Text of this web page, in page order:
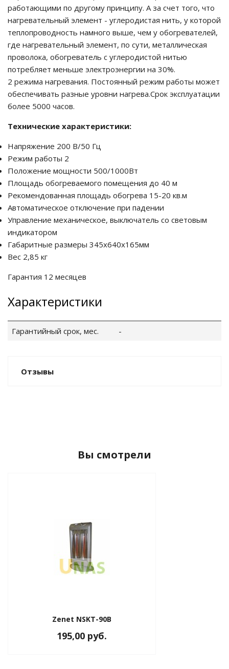
работающими по другому принципу. А за счет того, что
нагревательный элемент - углеродистая нить, у которой
теплопроводность намного выше, чем у обогревателей,
где нагревательный элемент, по сути, металлическая
проволока, обогреватель с углеродистой нитью
потребляет меньше электроэнергии на 30%.
2 режима нагревания. Постоянный режим работы может
обеспечивать разные уровни нагрева.Срок эксплуатации
более 5000 часов.
Технические характеристики:
Напряжение 200 В/50 Гц
Режим работы 2
Положение мощности 500/1000Вт
Площадь обогреваемого помещения до 40 м
Рекомендованная площадь обогрева 15-20 кв.м
Автоматическое отключение при падении
Управление механическое, выключатель со световым
индикатором
Габаритные размеры 345х640х165мм
Вес 2,85 кг
Гарантия 12 месяцев
Характеристики
Гарантийный срок, мес. -
Отзывы
Вы смотрели
Zenet NSKT-90B
195,00 руб.